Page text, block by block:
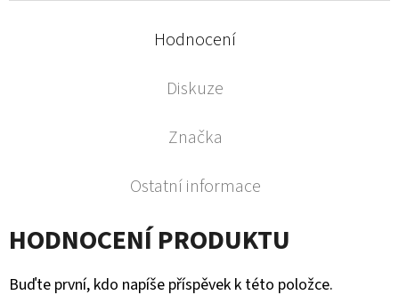
Hodnocení
Diskuze
Značka
Ostatní informace
HODNOCENÍ PRODUKTU
Buďte první, kdo napíše příspěvek k této položce.